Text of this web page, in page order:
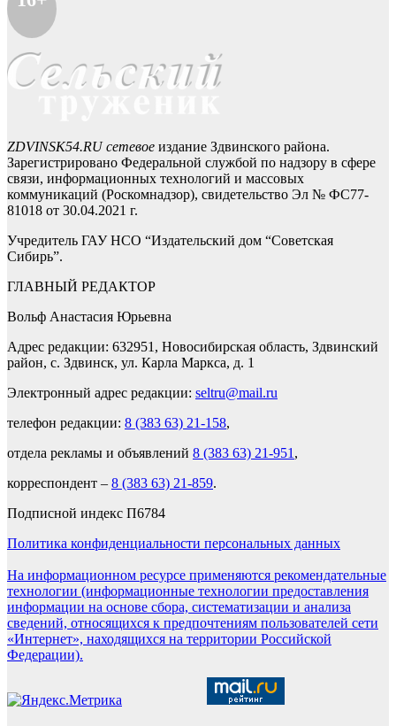
ZDVINSK54.RU сетевое издание Здвинского района.
Зарегистрировано Федеральной службой по надзору в сфере
связи, информационных технологий и массовых
коммуникаций (Роскомнадзор), свидетельство Эл № ФС77-
81018 от 30.04.2021 г.
Учредитель ГАУ НСО “Издательский дом “Советская
Сибирь”.
ГЛАВНЫЙ РЕДАКТОР
Вольф Анастасия Юрьевна
Адрес редакции: 632951, Новосибирская область, Здвинский
район, с. Здвинск, ул. Карла Маркса, д. 1
Электронный адрес редакции: seltru@mail.ru
телефон редакции: 8 (383 63) 21-158,
отдела рекламы и объявлений 8 (383 63) 21-951 ,
корреспондент – 8 (383 63) 21-859.
Подписной индекс П6784
Политика конфиденциальности персональных данных
На информационном ресурсе применяются рекомендательные
технологии (информационные технологии предоставления
информации на основе сбора, систематизации и анализа
сведений, относящихся к предпочтениям пользователей сети
«Интернет», находящихся на территории Российской
Федерации).